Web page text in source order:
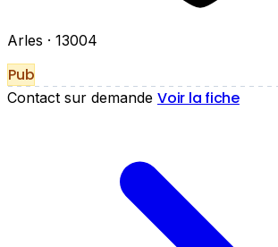
Arles · 13004
Pub
Contact sur demande Voir la fiche